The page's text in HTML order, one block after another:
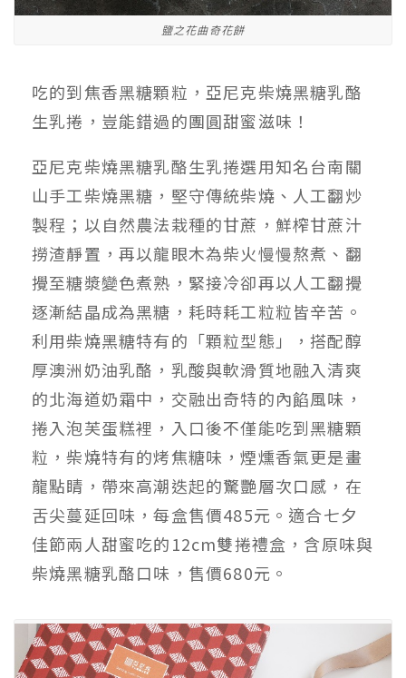
鹽之花曲奇花餅
吃的到焦香黑糖顆粒，亞尼克柴燒黑糖乳酪
生乳捲，豈能錯過的團圓甜蜜滋味！
亞尼克柴燒黑糖乳酪生乳捲選用知名台南關
山手工柴燒黑糖，堅守傳統柴燒、人工翻炒
製程；以自然農法栽種的甘蔗，鮮榨甘蔗汁
撈渣靜置，再以龍眼木為柴火慢慢熬煮、翻
攪至糖漿變色煮熟，緊接冷卻再以人工翻攪
逐漸結晶成為黑糖，耗時耗工粒粒皆辛苦。
利用柴燒黑糖特有的「顆粒型態」，搭配醇
厚澳洲奶油乳酪，乳酸與軟滑質地融入清爽
的北海道奶霜中，交融出奇特的內餡風味，
捲入泡芙蛋糕裡，入口後不僅能吃到黑糖顆
粒，柴燒特有的烤焦糖味，煙燻香氣更是畫
龍點睛，帶來高潮迭起的驚艷層次口感，在
舌尖蔓延回味，每盒售價485元。適合七夕
佳節兩人甜蜜吃的12cm雙捲禮盒，含原味與
柴燒黑糖乳酪口味，售價680元。